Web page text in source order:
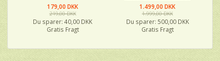
179,00 DKK
219,00 DKK
Du sparer: 40,00 DKK
Gratis Fragt
1.499,00 DKK
1.999,00 DKK
Du sparer: 500,00 DKK
Gratis Fragt